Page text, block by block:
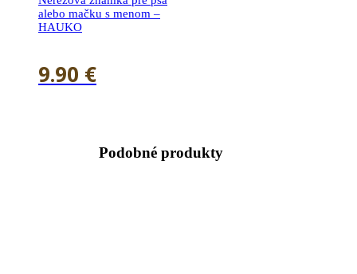
alebo mačku s menom –
HAUKO
9.90 €
Podobné produkty